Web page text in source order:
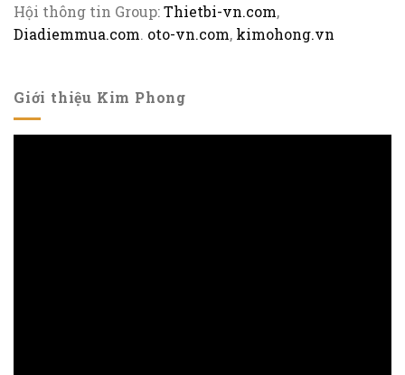
Hội thông tin Group:Thietbi-vn.com,
Diadiemmua.com. oto-vn.com, kimohong.vn
Giới thiệu Kim Phong